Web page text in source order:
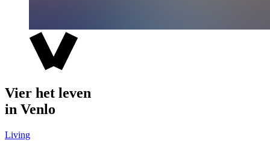
Vier het leven
in Venlo
Living